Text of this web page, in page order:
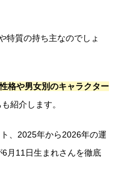
特質の持ち主なのでしょ
格や男女別のキャラクター
紹介します。
、2025年から2026年の運
月11日生まれさんを徹底